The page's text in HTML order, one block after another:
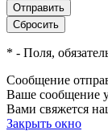
* - Поля,
Сообщение
Ваше сообщение
Вами свяжется
Закрыть окно